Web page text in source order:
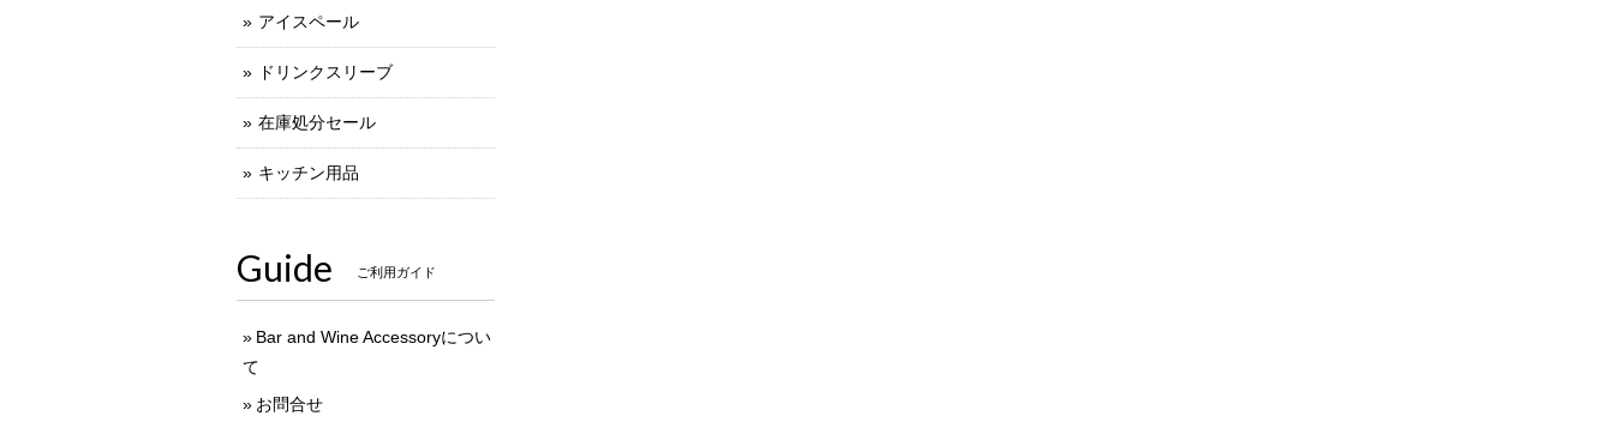
アイスペール
ドリンクスリーブ
在庫処分セール
キッチン用品
Guide ご利用ガイド
Bar and Wine Accessoryについ
て
お問合せ